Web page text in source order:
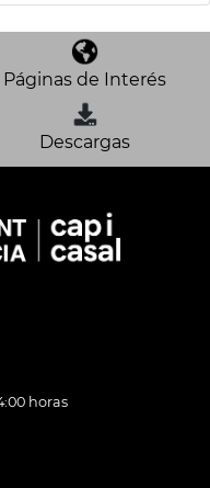
Páginas de Interés
Descargas
horas